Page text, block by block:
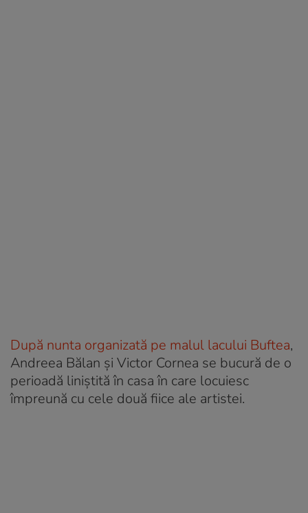
După nunta organizată pe malul lacului Buftea,
Andreea Bălan și Victor Cornea se bucură de o
perioadă liniștită în casa în care locuiesc
împreună cu cele două fiice ale artistei.